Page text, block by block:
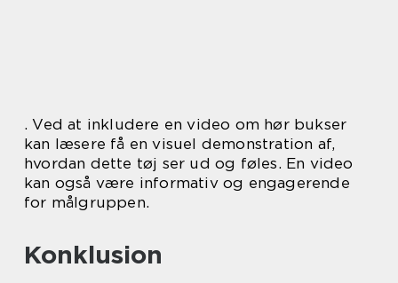
. Ved at inkludere en video om hør bukser
kan læsere få en visuel demonstration af,
hvordan dette tøj ser ud og føles. En video
kan også være informativ og engagerende
for målgruppen.
Konklusion